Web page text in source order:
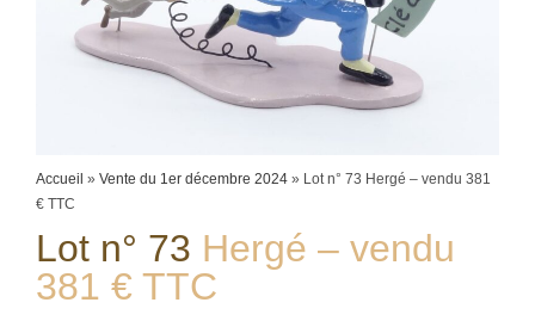
Accueil » Vente du 1er décembre 2024 » Lot n° 73 Hergé – vendu 381
€ TTC
Lot n° 73 Hergé – vendu
381 € TTC